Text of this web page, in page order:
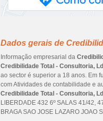
Dados gerais de
Informação empresarial da
Credibilidade Total - Consultoria,
ao sector é superior a 18 anos. Em
com Atividades de contabilidade e
Credibilidade Total - Consultoria,
LIBERDADE 432 6º SALAS 41/42,
BRAGA SAO JOSE LAZARO JOAO